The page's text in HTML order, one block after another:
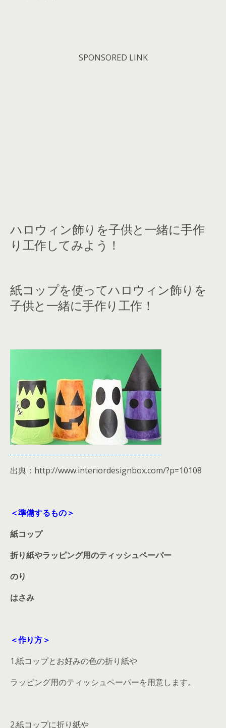
SPONSORED LINK
ハロウィン飾りを子供と一緒に手作
り工作してみよう！
紙コップを使ってハロウィン飾りを
子供と一緒に手作り工作！
出典：http://www.interiordesignbox.com/?p=10108
＜準備するもの＞
紙コップ
折り紙やラッピング用のティッシュペーパー
のり
はさみ
＜作り方＞
1.紙コップとお好みの色の折り紙や
ラッピング用のティッシュペーパーを用意します。
2.紙コップに折り紙や